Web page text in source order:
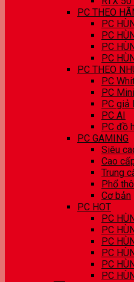
PC THEO
PC
PC
PC
PC
PC THEO
PC
PC Mini
PC giả
PC AI
PC đồ
PC GAMING
Siêu
Cao
Trung
Phổ
Cơ bản
PC HOT
PC
PC
PC
PC
PC
PC